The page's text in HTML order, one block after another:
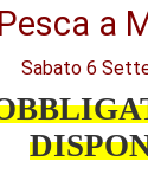
a
Sabato 6